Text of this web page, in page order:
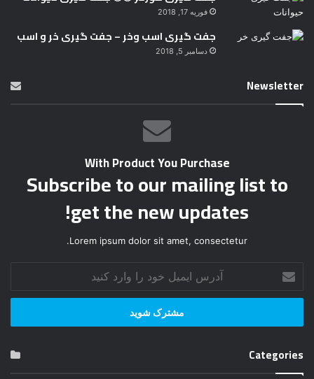
فوریه 17, 2018
جفت گیری اسب وخر – جفت گیری خر و اسب
دسامبر 5, 2018
Newsletter
With Product You Purchase
Subscribe to our mailing list to
get the new updates!
Lorem ipsum dolor sit amet, consectetur.
ر
ا
م
ی
Categories